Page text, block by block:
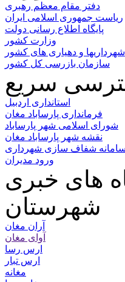
دفتر مقام معظم رهبری
ریاست جمهوری اسلامی ایران
پایگاه اطلاع رسانی دولت
وزارت کشور
شهرداریها و دهیاری های کشور
سازمان بازرسی کل کشور
سریع
استانداری اردبیل
فرمانداری پارساباد مغان
شورای اسلامی شهر پارساباد
نقشه شهر پارساباد مغان
سامانه شفاف سازی شهرداری
ورود مدیران
های خبری
شهرستان
آران مغان
آوای مغان
ارس رسا
ارس تبار
مغانه